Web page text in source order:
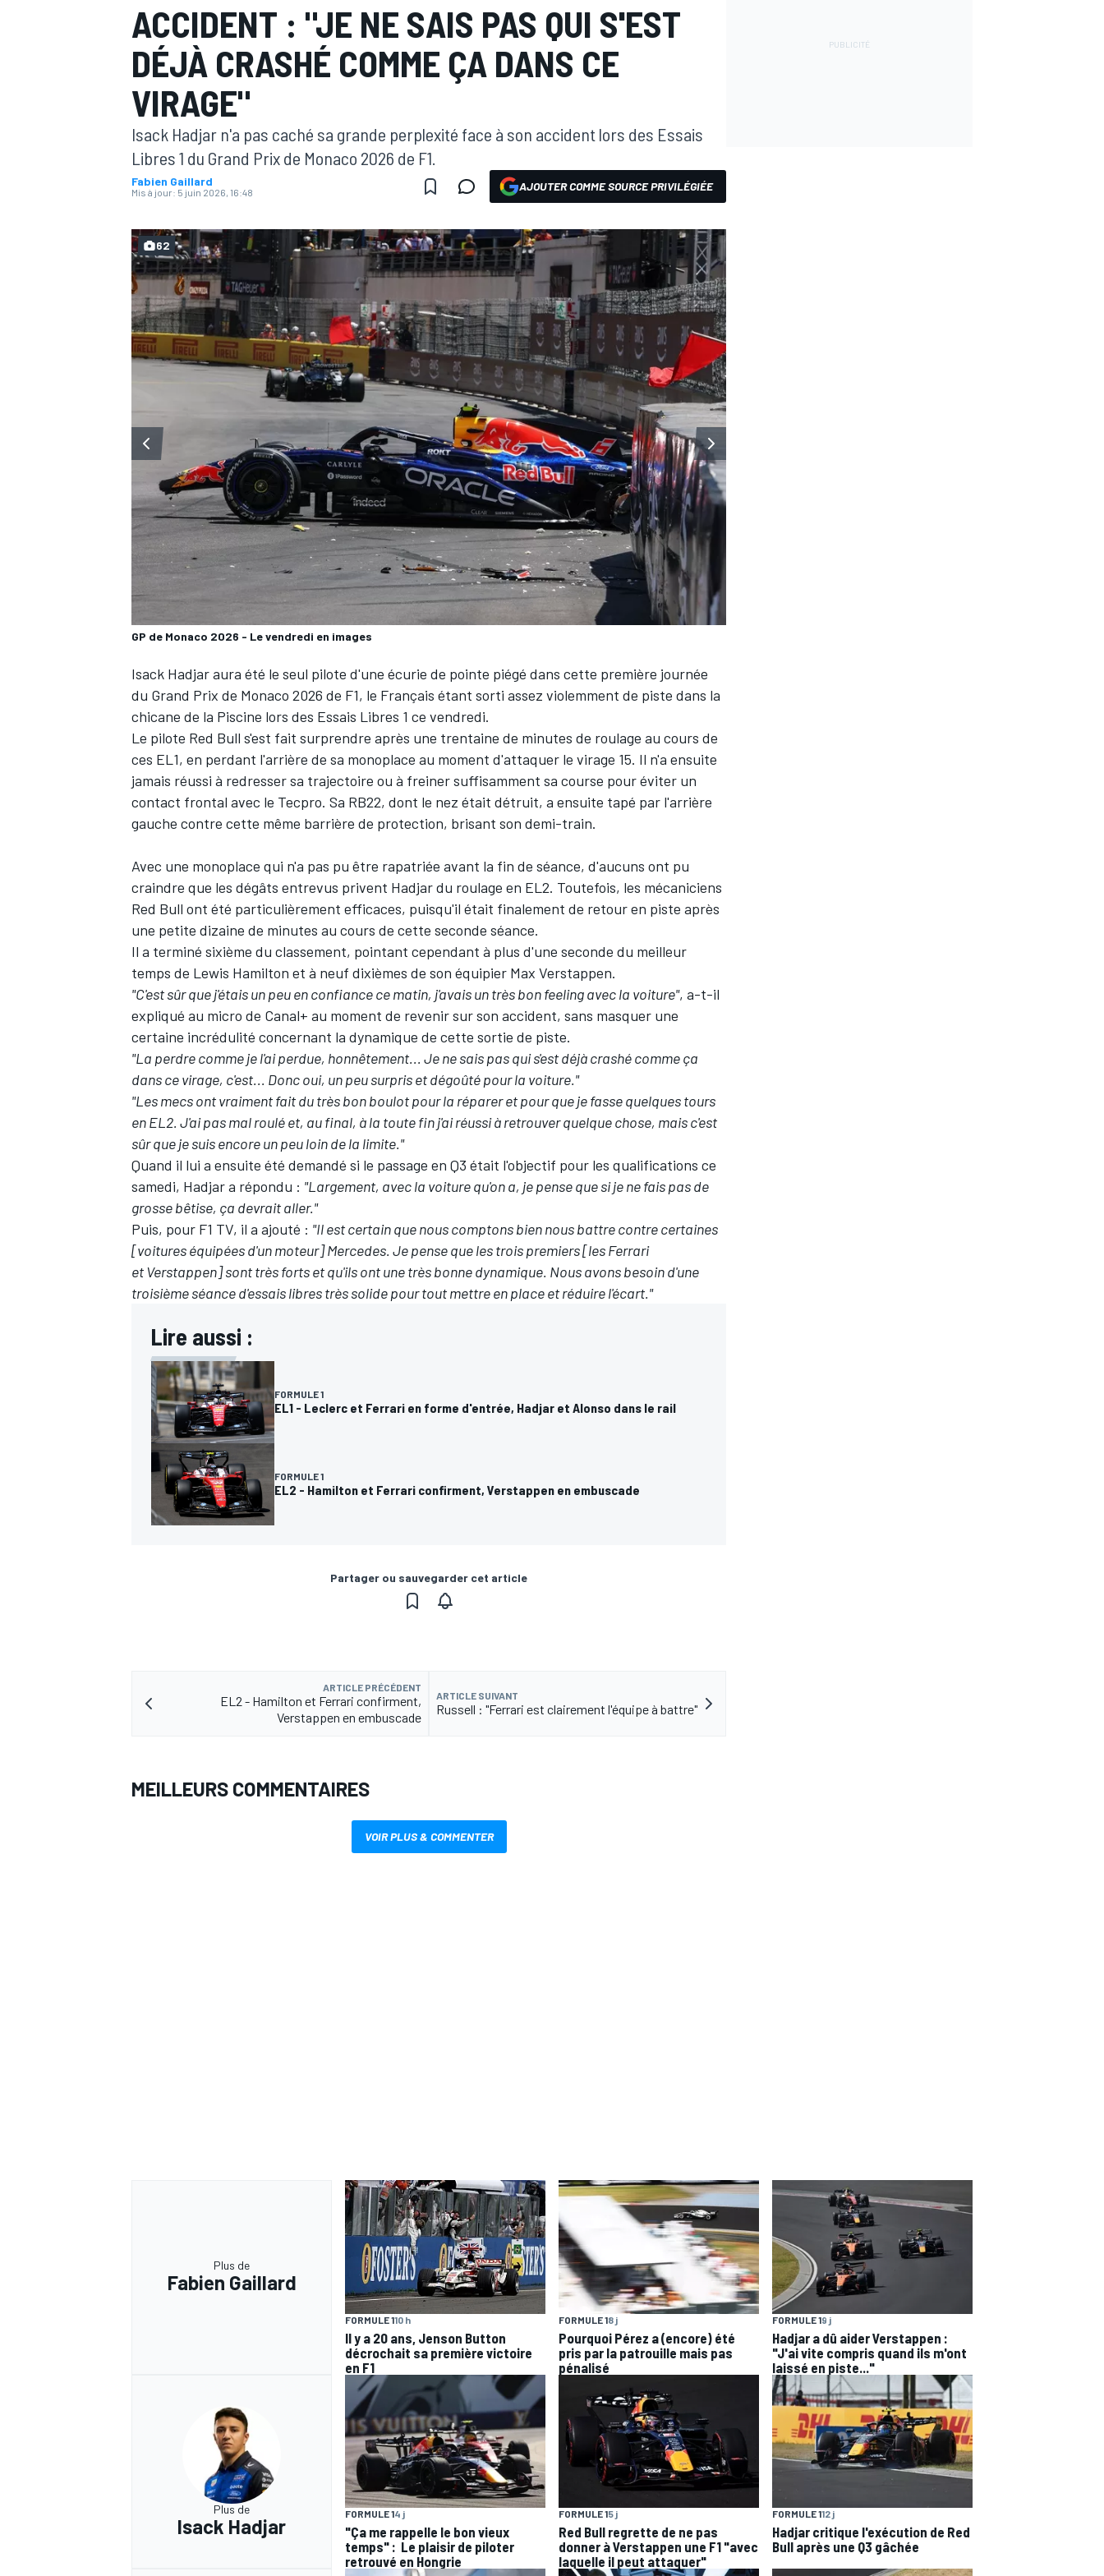
MOTOGP
ACCIDENT : "JE NE SAIS PAS QUI S'EST
DÉJÀ CRASHÉ COMME ÇA DANS CE
VIRAGE"
Isack Hadjar n'a pas caché sa grande perplexité face à son accident lors des Essais
Libres 1 du Grand Prix de Monaco 2026 de F1.
Fabien Gaillard
Mis à jour: 5 juin 2026, 16:48 AJOUTER COMME SOURCE PRIVILÉGIÉE
GP de Monaco 2026 - Le vendredi en images
62
Isack Hadjaraura été le seul pilote d'une écurie de pointe piégé dans cette première journée
du Grand Prix de Monaco 2026 de F1, le Français étant sorti assez violemment de piste dans la
chicane de la Piscine lors des Essais Libres 1 ce vendredi.
Le pilote Red Bull s'est fait surprendre après une trentaine de minutes de roulage au cours de
ces EL1, en perdant l'arrière de sa monoplace au moment d'attaquer le virage 15. Il n'a ensuite
jamais réussi à redresser sa trajectoire ou à freiner suffisamment sa course pour éviter un
contact frontal avec le Tecpro. Sa RB22, dont le nez était détruit, a ensuite tapé par l'arrière
gauche contre cette même barrière de protection, brisant son demi-train.
Avec une monoplace qui n'a pas pu être rapatriée avant la fin de séance, d'aucuns ont pu
craindre que les dégâts entrevus privent Hadjar du roulage en EL2. Toutefois, les mécaniciens
Red Bull ont été particulièrement efficaces, puisqu'il était finalement de retour en piste après
une petite dizaine de minutes au cours de cette seconde séance.
Il a terminé sixième du classement, pointant cependant à plus d'une seconde du meilleur
temps de Lewis Hamilton et à neuf dixièmes de son équipier Max Verstappen.
"C'est sûr que j'étais un peu en confiance ce matin, j'avais un très bon feeling avec la voiture", a-t-il
expliqué au micro de Canal+ au moment de revenir sur son accident, sans masquer une
certaine incrédulité concernant la dynamique de cette sortie de piste.
"La perdre comme je l'ai perdue, honnêtement... Je ne sais pas qui s'est déjà crashé comme ça
dans ce virage, c'est... Donc oui, un peu surpris et dégoûté pour la voiture."
"Les mecs ont vraiment fait du très bon boulot pour la réparer et pour que je fasse quelques tours
en EL2. J'ai pas mal roulé et, au final, à la toute fin j'ai réussi à retrouver quelque chose, mais c'est
sûr que je suis encore un peu loin de la limite."
Quand il lui a ensuite été demandé si le passage en Q3 était l'objectif pour les qualifications ce
samedi, Hadjar a répondu : "Largement, avec la voiture qu'on a, je pense que si je ne fais pas de
grosse bêtise, ça devrait aller."
Puis, pour F1 TV, il a ajouté : "Il est certain que nous comptons bien nous battre contre certaines
[voitures équipées d'un moteur] Mercedes. Je pense que les trois premiers [les Ferrari
et Verstappen] sont très forts et qu'ils ont une très bonne dynamique. Nous avons besoin d'une
troisième séance d'essais libres très solide pour tout mettre en place et réduire l'écart."
Lire aussi :
FORMULE 1
EL1 - Leclerc et Ferrari en forme d'entrée, Hadjar et Alonso dans le rail
FORMULE 1
EL2 - Hamilton et Ferrari confirment, Verstappen en embuscade
Partager ou sauvegarder cet article
ARTICLE PRÉCÉDENT
EL2 - Hamilton et Ferrari confirment,
Verstappen en embuscade
ARTICLE SUIVANT
Russell : "Ferrari est clairement l'équipe à battre"
MEILLEURS COMMENTAIRES
VOIR PLUS & COMMENTER
Plus de
Fabien Gaillard
FORMULE 110 h
Il y a 20 ans, Jenson Button
décrochait sa première victoire
en F1
FORMULE 18 j
Pourquoi Pérez a (encore) été
pris par la patrouille mais pas
pénalisé
FORMULE 19 j
Hadjar a dû aider Verstappen :
"J'ai vite compris quand ils m'ont
laissé en piste..."
Plus de
Isack Hadjar
FORMULE 14 j
"Ça me rappelle le bon vieux
temps" : Le plaisir de piloter
retrouvé en Hongrie
FORMULE 15 j
Red Bull regrette de ne pas
donner à Verstappen une F1 "avec
laquelle il peut attaquer"
FORMULE 112 j
Hadjar critique l'exécution de Red
Bull après une Q3 gâchée